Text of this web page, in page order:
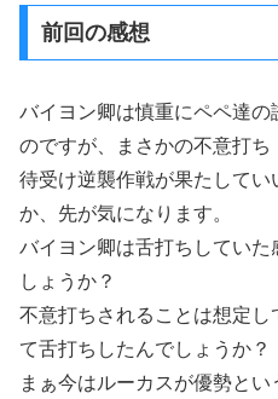
前回の感想
バイヨン卿は慎重にペペ達
のですが、まさかの不意打ち
待受け逆襲作戦が果たして
か、先が気になります。
バイヨン卿は舌打ちしてい
しょうか？
不意打ちされることは想定
て舌打ちしたんでしょうか？
まぁ今はルーカスが優勢とい